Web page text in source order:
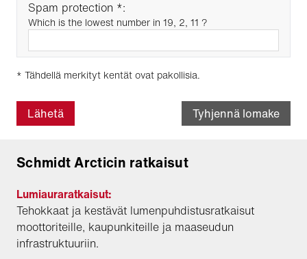
Spam protection *:
Which is the lowest number in 19, 2, 11 ?
* Tähdellä merkityt kentät ovat pakollisia.
Lähetä Tyhjennä lomake
Schmidt Arcticin ratkaisut
Lumiauraratkaisut:
Tehokkaat ja kestävät lumenpuhdistusratkaisut
moottoriteille, kaupunkiteille ja maaseudun
infrastruktuuriin.